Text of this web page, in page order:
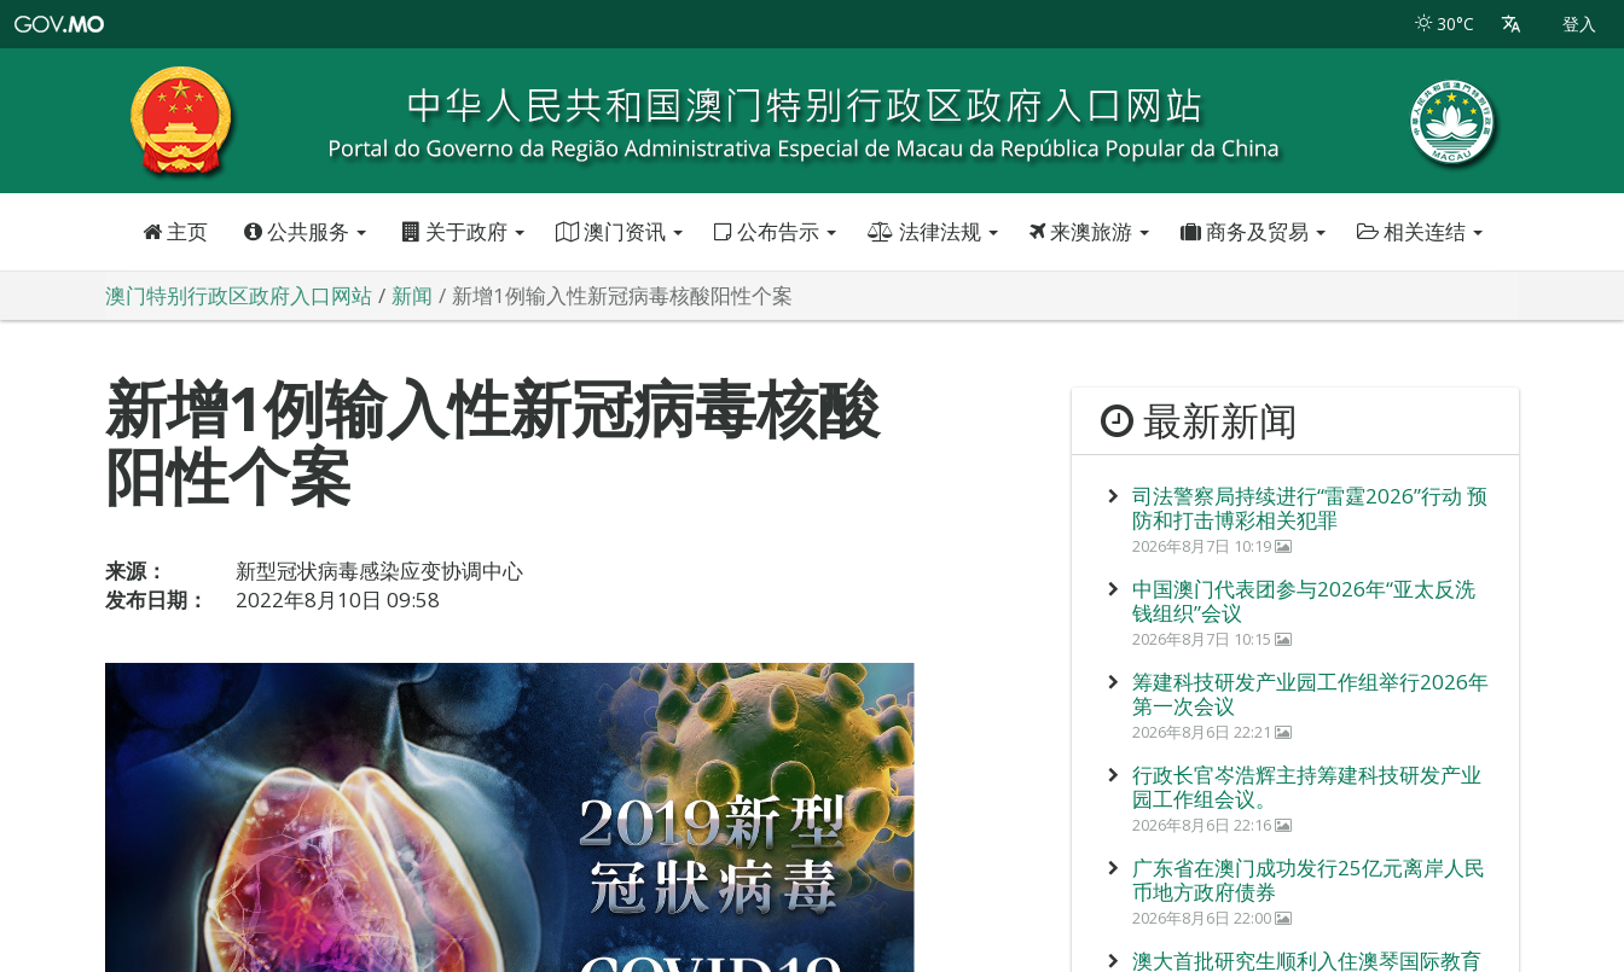
特
政
区
政
口
30°C 登入
主页 公共服务 关于政府 澳门资讯 公布告示 法律法规 来澳旅游 商务及贸易 相关连结
澳门特别行政区政府入口网站 新闻 新增1例输入性新冠病毒核酸阳性个案
新增1例输入性新冠病毒核酸
阳性个案
来源：
新型冠状病毒感染应变协调中心
发布日期：
2022年8月10日 09:58
最新新闻
司法警察局持续进行“雷霆2026”行动 预
防和打击博彩相关犯罪
2026年8月7日 10:19
中国澳门代表团参与2026年“亚太反洗
钱组织”会议
2026年8月7日 10:15
筹建科技研发产业园工作组举行2026年
第一次会议
2026年8月6日 22:21
行政长官岑浩辉主持筹建科技研发产业
园工作组会议。
2026年8月6日 22:16
广东省在澳门成功发行25亿元离岸人民
币地方政府债券
2026年8月6日 22:00
澳大首批研究生顺利入住澳琴国际教育